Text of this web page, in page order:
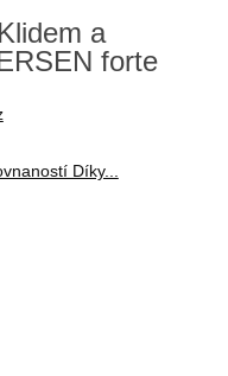
a
forte
Díky...